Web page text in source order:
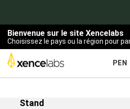
Bienvenue sur le site Xencelabs
Choisissez le pays ou la région pour
Stand